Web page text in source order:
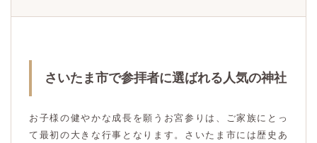
さいたま市で参拝者に選ばれる人気の神社
お子様の健やかな成長を願うお宮参りは、ご家族にとっ
て最初の大きな行事となります。さいたま市には歴史あ